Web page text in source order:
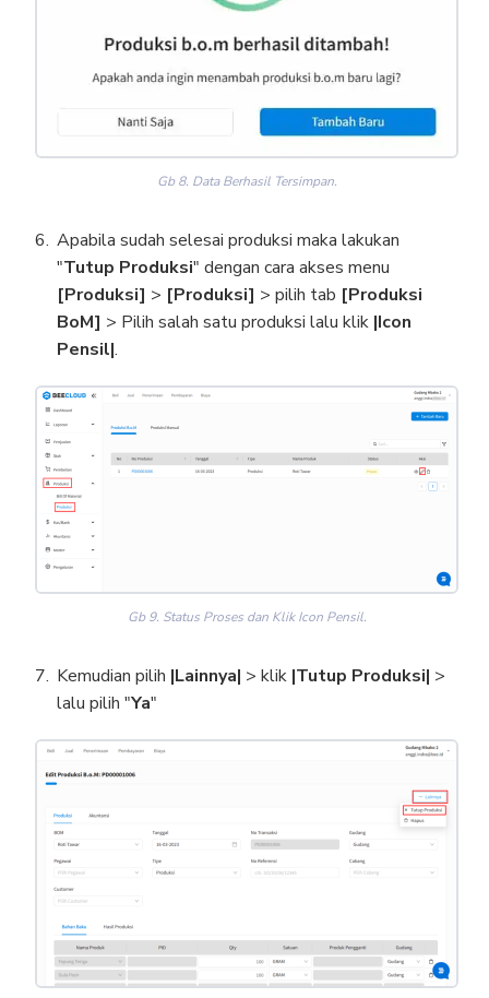
Gb 8. Data Berhasil Tersimpan.
Apabila sudah selesai produksi maka lakukan
"Tutup Produksi" dengan cara akses menu
[Produksi] > [Produksi] > pilih tab [Produksi
BoM] > Pilih salah satu produksi lalu klik |Icon
Pensil|.
Gb 9. Status Proses dan Klik Icon Pensil.
Kemudian pilih |Lainnya| > klik |Tutup Produksi| >
lalu pilih "Ya"